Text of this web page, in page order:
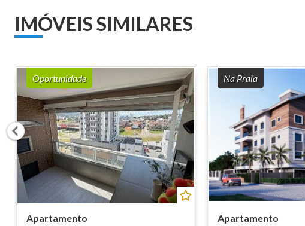
IMÓVEIS SIMILARES
Oportunidade
Apartamento
Na Praia
Apartamento